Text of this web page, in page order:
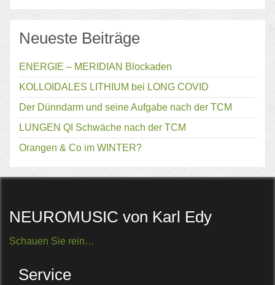
Neueste Beiträge
ENERGIE – MERIDIAN Blockaden
KOLLOIDALES LITHIUM bei LONG COVID
Der Dünndarm und seine Aufgabe nach der TCM
LUNGEN QI Schwäche nach der TCM
Orangen & Co im WINTER?
NEUROMUSIC von Karl Edy
Schauen Sie rein…
Service